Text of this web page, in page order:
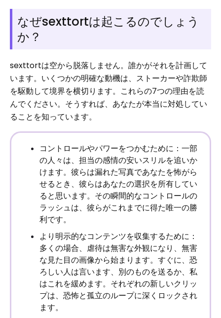
なぜsexttortは起こるのでしょう
か？
sexttortは空から脱落しません。誰かがそれを計画して
います。いくつかの明確な動機は、ストーカーや詐欺師
を駆動して境界を横切ります。これらの7つの理由を読
んでください。そうすれば、あなたが本当に対処してい
ることを知っています。
コントロールやパワーをつかむために：一部
の人々は、担当の感情の安いスリルを追いか
けます。彼らは漏れた写真であなたを怖がら
せるとき、彼らはあなたの選択を所有してい
ると思います。その瞬間的なコントロールの
ラッシュは、彼らがこれまでに得た唯一の勝
利です。
より明示的なコンテンツを収集するために：
多くの場合、虐待は無害な外観になり、無害
な見た目の画像から始まります。すぐに、恐
ろしい人は言います、別のものを送るか、私
はこれを緩めます。それぞれの新しいクリッ
プは、恐怖と孤立のループに深くロックされ
ます。